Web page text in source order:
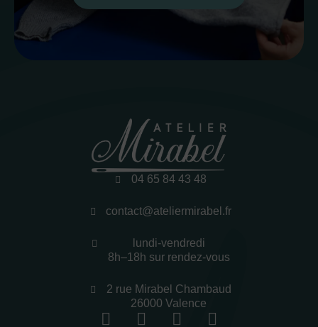
04 65 84 43 48
contact@ateliermirabel.fr
lundi-vendredi
8h–18h sur rendez-vous
2 rue Mirabel Chambaud
26000 Valence